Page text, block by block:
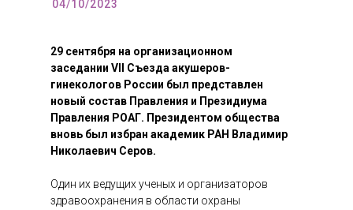
04/10/2023
29 сентября на организационном
заседании VII Съезда акушеров-
гинекологов России был представлен
новый состав Правления и Президиума
Правления РОАГ. Президентом общества
вновь был избран академик РАН Владимир
Николаевич Серов.
Один их ведущих ученых и организаторов
здравоохранения в области охраны